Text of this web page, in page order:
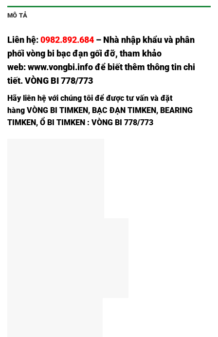
MÔ TẢ
Liên hệ:0982.892.684 – Nhà nhập khẩu và phân
phối vòng bi bạc đạn gối đỡ, tham khảo
web:www.vongbi.infođể biết thêm thông tin chi
tiết. VÒNG BI 778/773
Hãy liên hệ với chúng tôi để được tư vấn và đặt
hàng VÒNG BI TIMKEN , BẠC ĐẠN TIMKEN , BEARING
TIMKEN , Ổ BI TIMKEN : VÒNG BI 778/773